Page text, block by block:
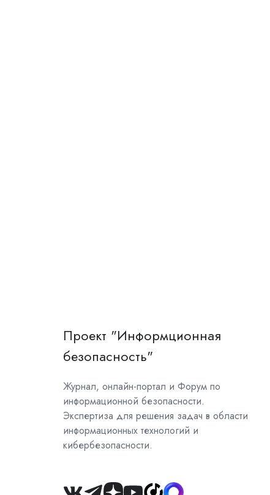
Проект "Информционная
безопасность"
Журнал, онлайн-портал и Форум по
информационной безопасности.
Экспертиза для решения задач в области
информационных технологий и
кибербезопасности.